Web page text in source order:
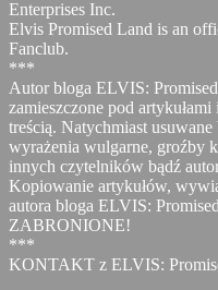
Enterprises Inc.
Elvis Promised Land is an
Fanclub.
***
Autor bloga ELVIS:
zamieszczone pod
treścią. Natychmiast
wyrażenia wulgarne, groźby
innych czytelników bądź
Kopiowanie artykułów,
autora bloga ELVIS:
ZABRONIONE!
***
KONTAKT z ELVIS: